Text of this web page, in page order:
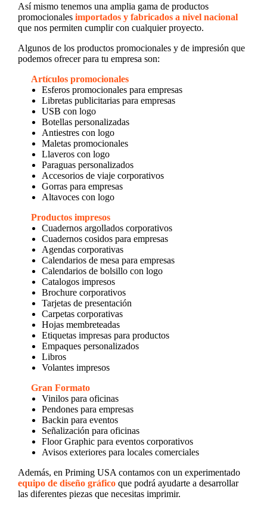
Así mismo tenemos una amplia gama de productos
promocionales importados y fabricados a nivel nacional
que nos permiten cumplir con cualquier proyecto.
Algunos de los productos promocionales y de impresión que
podemos ofrecer para tu empresa son:
Artículos promocionales
Esferos promocionales para empresas
Libretas publicitarias para empresas
USB con logo
Botellas personalizadas
Antiestres con logo
Maletas promocionales
Llaveros con logo
Paraguas personalizados
Accesorios de viaje corporativos
Gorras para empresas
Altavoces con logo
Productos impresos
Cuadernos argollados corporativos
Cuadernos cosidos para empresas
Agendas corporativas
Calendarios de mesa para empresas
Calendarios de bolsillo con logo
Catalogos impresos
Brochure corporativos
Tarjetas de presentación
Carpetas corporativas
Hojas membreteadas
Etiquetas impresas para productos
Empaques personalizados
Libros
Volantes impresos
Gran Formato
Vinilos para oficinas
Pendones para empresas
Backin para eventos
Señalización para oficinas
Floor Graphic para eventos corporativos
Avisos exteriores para locales comerciales
Además, en Priming USA contamos con un experimentado
equipo de diseño gráficoque podrá ayudarte a desarrollar
las diferentes piezas que necesitas imprimir.